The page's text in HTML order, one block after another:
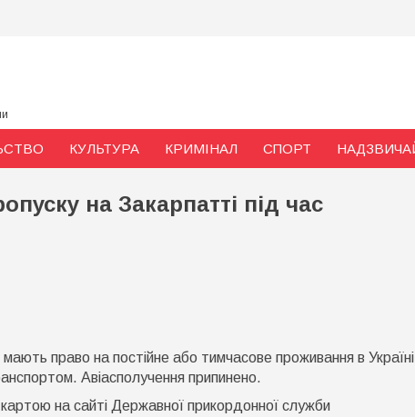
КУЛЬТУРА КРИМІНАЛ СПОРТ
на Закарпатті під час
мають право на постійне або тимчасове проживання в
Авіасполучення припинено.
на сайті Державної прикордонної служби